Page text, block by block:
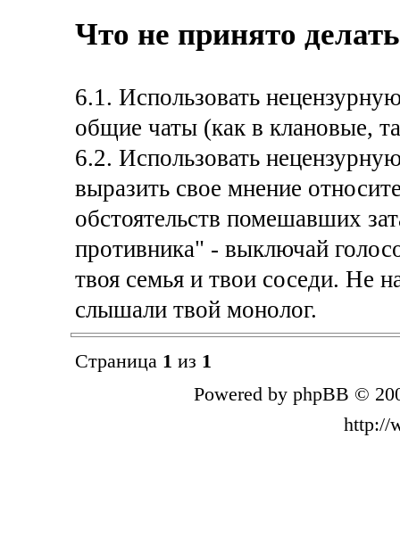
Что не принято
6.1. Использовать
общие чаты (как в клановые,
6.2. Использовать
выразить свое мнение
обстоятельств помешавших
противника" - выключай
твоя семья и твои соседи. Не
слышали твой монолог.
Страница 1 из 1
Powered by phpBB ©
http://